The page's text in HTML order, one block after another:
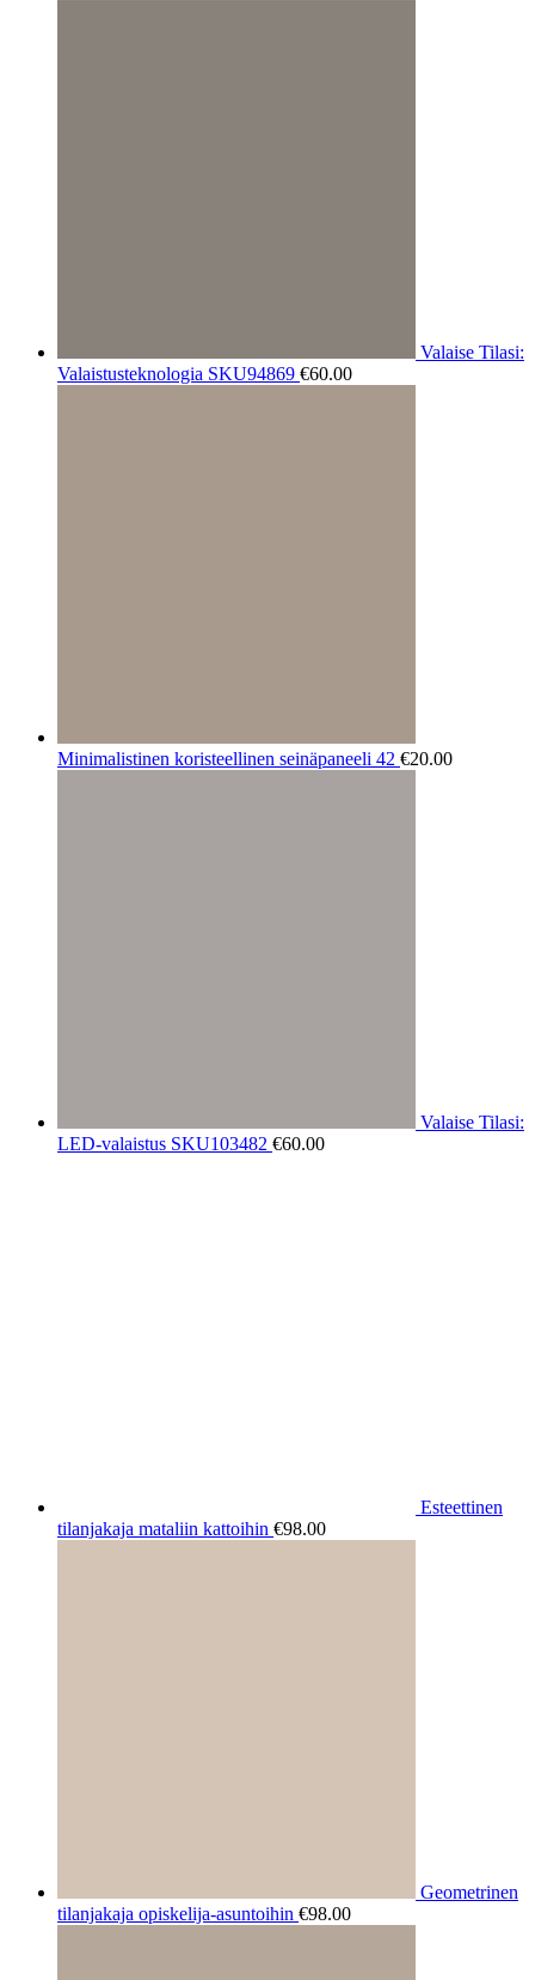
Valaise Tilasi:
Valaistusteknologia SKU94869 €60.00
Minimalistinen koristeellinen seinäpaneeli 42 €20.00
Valaise Tilasi:
LED-valaistus SKU103482 €60.00
Esteettinen
tilanjakaja mataliin kattoihin €98.00
Geometrinen
tilanjakaja opiskelija-asuntoihin €98.00